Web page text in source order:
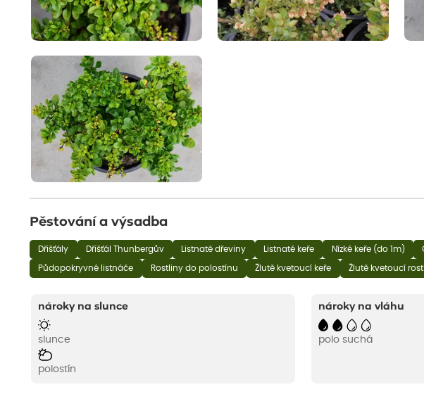
Pěstování a výsadba
Dřišťály Dřišťál Thunbergův Listnaté dřeviny Listnaté keře Nízké keře (do 1m)
Půdopokryvné listnáče Rostliny do polostínu Žlutě kvetoucí keře Žlutě kvetoucí
nároky na slunce
slunce
polostín
nároky na vláhu
polo suchá